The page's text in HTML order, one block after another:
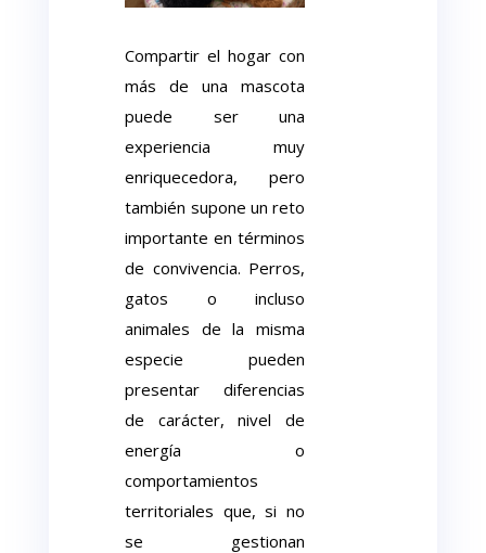
Compartir el hogar con
más de una mascota
puede ser una
experiencia muy
enriquecedora, pero
también supone un reto
importante en términos
de convivencia. Perros,
gatos o incluso
animales de la misma
especie pueden
presentar diferencias
de carácter, nivel de
energía o
comportamientos
territoriales que, si no
se gestionan